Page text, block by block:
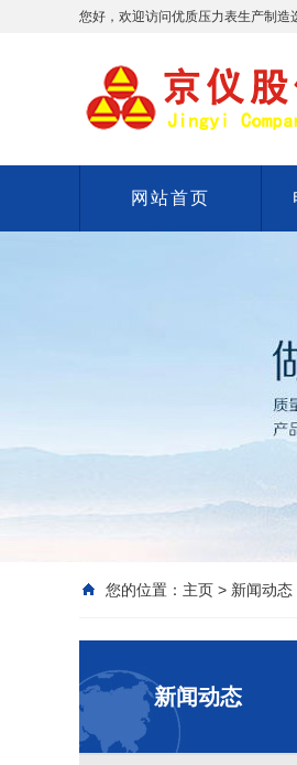
您好，欢迎访问优质压力表生产制造
网站首页
您的位置： 主页 > 新闻动态
新闻动态